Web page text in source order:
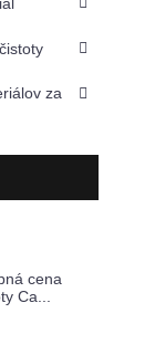
za
cena
Ca...